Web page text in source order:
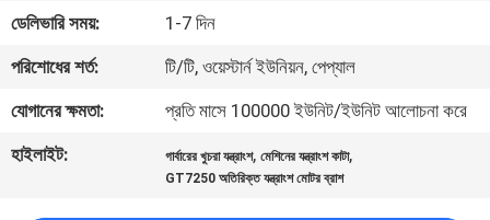
যোগাযোগ
করুন
ডেলিভারি সময়:
1-7 দিন
পরিশোধের শর্ত:
টি/টি, ওয়েস্টার্ন ইউনিয়ন, পেপ্যাল
যোগানের ক্ষমতা:
প্রতি মাসে 100000 ইউনিট/ইউনিট আলোচনা করে
হাইলাইট:
গার্বারের খুচরা যন্ত্রাংশ,মেশিনের যন্ত্রাংশ কাটা,
GT7250 অতিরিক্ত যন্ত্রাংশ মোটর ব্রাশ